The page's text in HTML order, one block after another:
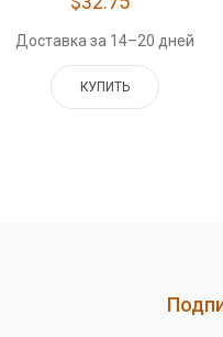
Доставка за 14–20 дней
КУПИТЬ